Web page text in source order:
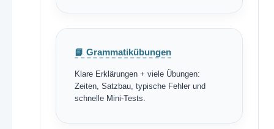
📘 Grammatikübungen
Klare Erklärungen + viele Übungen:
Zeiten, Satzbau, typische Fehler und
schnelle Mini-Tests.